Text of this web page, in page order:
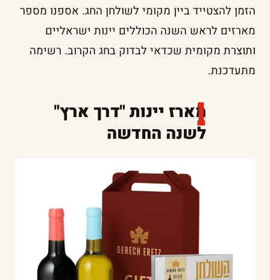
הזמן להצטייד ביין מקומי לשולחן החג. אספנו מספר
מארזים לראש השנה הכוללים יינות ישראליים
ותוצרת מקומית שכדאי לבדוק בחג הקרוב. רשימה
מתעדכנת.
מארז יינות "דרך ארץ"
לשנה החדשה